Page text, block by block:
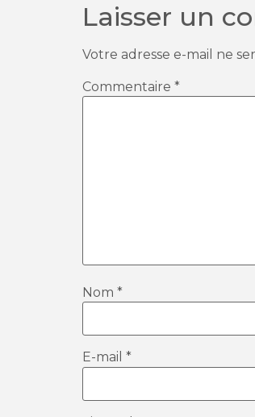
Laisser un
Votre adresse e-mail ne
Commentaire *
Nom *
E-mail *